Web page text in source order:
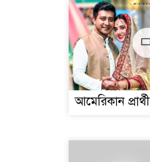
আমেরিকান প্রার্থী